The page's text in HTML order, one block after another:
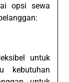
opsi sewa
untuk
kebutuhan